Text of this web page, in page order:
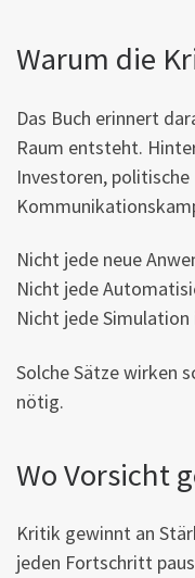
Warum die
Das Buch erinnert
Raum entsteht.
Investoren,
Nicht jede neue
Nicht jede
Nicht jede
Solche Sätze wirken
nötig.
Wo Vorsicht
Kritik gewinnt an
jeden Fortschritt